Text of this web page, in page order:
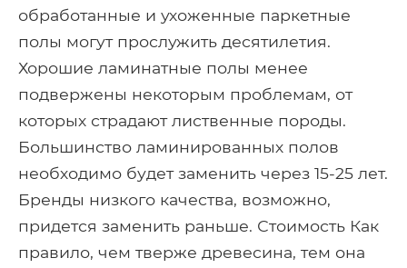
обработанные и ухоженные паркетные
полы могут прослужить десятилетия.
Хорошие ламинатные полы менее
подвержены некоторым проблемам, от
которых страдают лиственные породы.
Большинство ламинированных полов
необходимо будет заменить через 15-25 лет.
Бренды низкого качества, возможно,
придется заменить раньше. Стоимость Как
правило, чем тверже древесина, тем она